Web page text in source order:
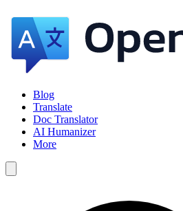
Blog
Translate
Doc Translator
AI Humanizer
More